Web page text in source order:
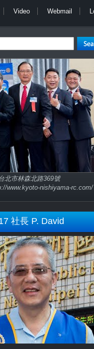
Video Webmail
北市林森北路369號
www.kyoto-nishiyama-rc.com/
社長 P. David